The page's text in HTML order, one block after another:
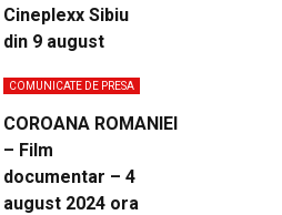
Cineplexx Sibiu
din 9 august
COMUNICATE DE PRESA
COROANA ROMANIEI
– Film
documentar – 4
august 2024 ora